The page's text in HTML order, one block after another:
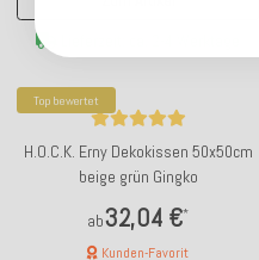
Top bewertet
H.O.C.K. Erny Dekokissen 50x50cm
beige grün Gingko
ab32,04 €*
Kunden-Favorit